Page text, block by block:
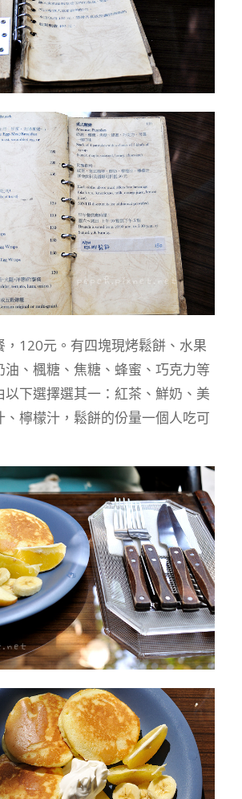
，120元。有四塊現烤鬆餅、水果
油、楓糖、焦糖、蜂蜜、巧克力等
以下選擇選其一：紅茶、鮮奶、美
、檸檬汁，鬆餅的份量一個人吃可